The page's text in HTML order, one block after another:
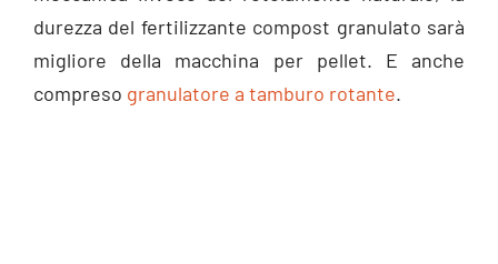
durezza del fertilizzante compost granulato sarà
migliore della macchina per pellet. E anche
compreso granulatore a tamburo rotante.